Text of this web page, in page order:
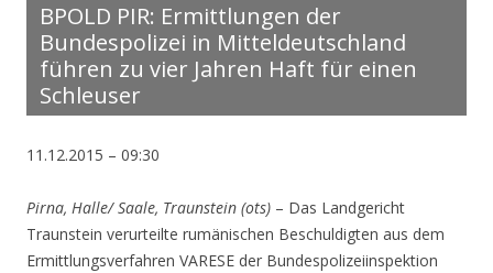
BPOLD PIR: Ermittlungen der
Bundespolizei in Mitteldeutschland
führen zu vier Jahren Haft für einen
Schleuser
11.12.2015 – 09:30
Pirna, Halle/ Saale, Traunstein (ots) – Das Landgericht
Traunstein verurteilte rumänischen Beschuldigten aus dem
Ermittlungsverfahren VARESE der Bundespolizeiinspektion